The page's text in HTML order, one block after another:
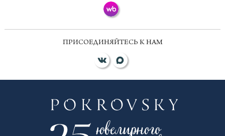
ПРИСОЕДИНЯЙТЕСЬ К НАМ